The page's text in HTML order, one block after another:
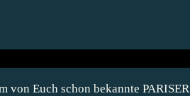
von Euch schon bekannte PARISER